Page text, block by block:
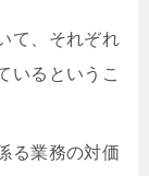
て、それぞれ
いるというこ
る業務の対価